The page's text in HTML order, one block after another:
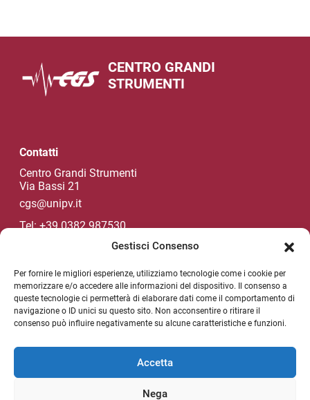
Gestisci Consenso
Per fornire le migliori esperienze, utilizziamo tecnologie come i cookie per
memorizzare e/o accedere alle informazioni del dispositivo. Il consenso a
queste tecnologie ci permetterà di elaborare dati come il comportamento di
navigazione o ID unici su questo sito. Non acconsentire o ritirare il
consenso può influire negativamente su alcune caratteristiche e funzioni.
Accetta
Nega
CENTRO GRANDI
STRUMENTI
Contatti
Centro Grandi Strumenti
Via Bassi 21
cgs@unipv.it
Tel: +39 0382 987530
Social di Ateneo
Sezione Link Utili
Privacy policy